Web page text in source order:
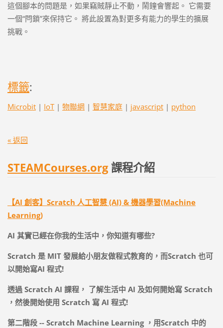
這個腳本的問題是，如果竊賊靜止不動，鬧鐘會響起。 它需要
一個“閂鎖”來保持它。 將此設置為對更多有能力的學生的擴展
挑戰。
標籤:
Microbit | IoT | 物聯網 | 智慧家庭 | javascript | python
« 返回
STEAMCourses.org課程介紹
【AI 創客】Scratch 人工智慧 (AI) & 機器學習(Machine
Learning)
AI 其實已經在你我的生活中，你知道有哪些?
Scratch 是MIT 發展給小朋友做程式教育的，而Scratch 也可
以開始寫AI 程式!
透過Scratch AI 課程， 了解生活中 AI 及如何開始寫Scratch
，然後開始使用 Scratch 寫AI 程式!
第二階段-- Scratch Machine Learning ，用Scratch 中的